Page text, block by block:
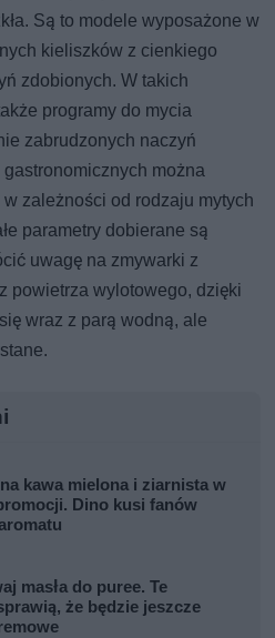
Są to modele wyposażone w
kieliszków z cienkiego
zdobionych. W takich
programy do mycia
zabrudzonych naczyń
można
zależności od rodzaju mytych
parametry dobierane są
uwagę na zmywarki z
powietrza wylotowego, dzięki
wraz z parą wodną, ale
kawa mielona i ziarnista w
Dino kusi fanów
masła do puree. Te
że będzie jeszcze